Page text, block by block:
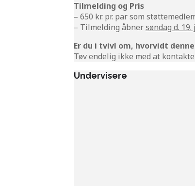
Tilmelding og Pris
– 650 kr. pr. par som
– Tilmelding åbnersøndag d.
Er du i tvivl om, hvorvidt
Tøv endelig ikke med at
Undervisere